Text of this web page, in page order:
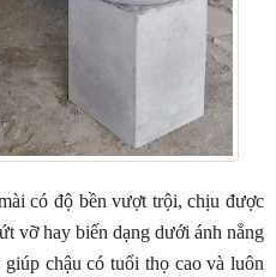
có độ bền vượt trội, chịu được
vỡ hay biến dạng dưới ánh nắng
chậu có tuổi thọ cao và luôn